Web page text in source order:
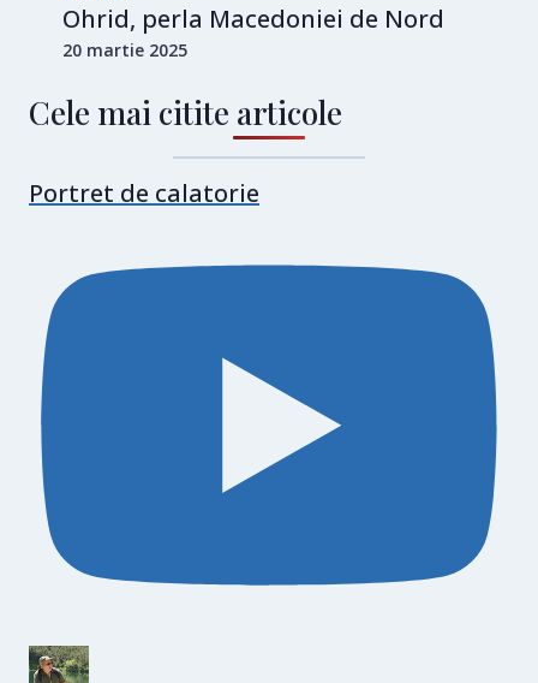
Ohrid, perla Macedoniei de Nord
20 martie 2025
Cele mai citite articole
Portret de calatorie